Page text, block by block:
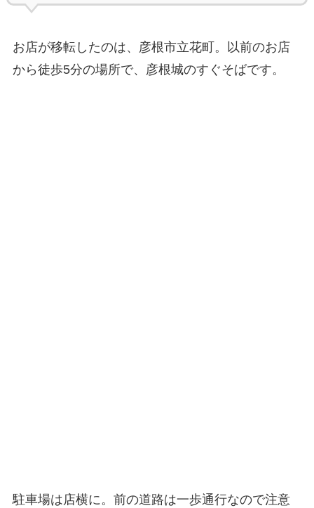
お店が移転したのは、彦根市立花町。以前のお店
から徒歩5分の場所で、彦根城のすぐそばです。
駐車場は店横に。前の道路は一歩通行なので注意